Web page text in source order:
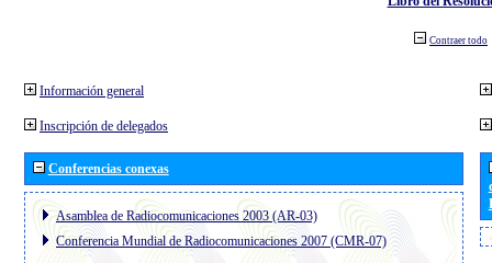
Contraer todo
Información general
Inscripción de delegados
Conferencias conexas
Asamblea de Radiocomunicaciones 2003 (AR-03)
Conferencia Mundial de Radiocomunicaciones 2007 (CMR-07)